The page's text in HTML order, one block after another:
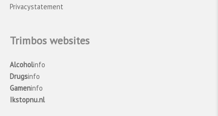
Privacystatement
Trimbos websites
Alcoholinfo
Drugsinfo
Gameninfo
Ikstopnu.nl